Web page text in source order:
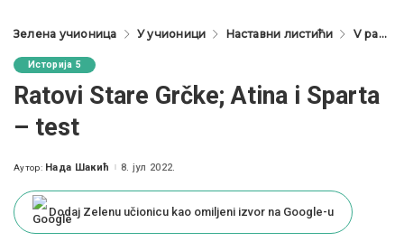
Зелена учионица У учионици Наставни листићи V разред
Историја 5
Ratovi Stare Grčke; Atina i Sparta
– test
Posted
Аутор: Нада Шакић 8. јул 2022.
Dodaj Zelenu učionicu kao omiljeni izvor na Google-u